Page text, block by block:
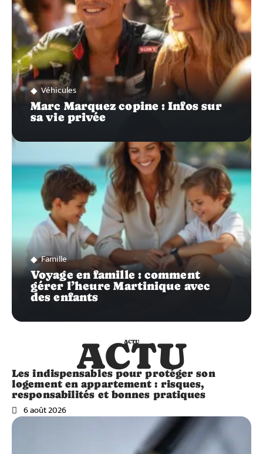
Véhicules
Marc Marquez copine : Infos sur
sa vie privée
Famille
Voyage en famille : comment
gérer l’heure Martinique avec
des enfants
ACTU
ACTU
Les indispensables pour protéger son
logement en appartement : risques,
responsabilités et bonnes pratiques
6 août 2026